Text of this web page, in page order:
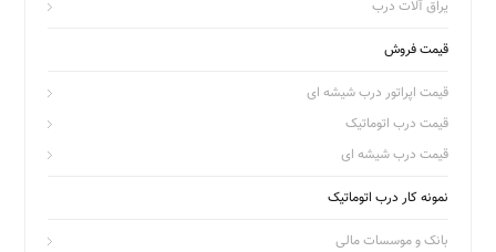
یراق آلات درب
قیمت فروش
قیمت اپراتور درب شیشه ای
قیمت درب اتوماتیک
قیمت درب شیشه ای
نمونه کار درب اتوماتیک
بانک و موسسات مالی